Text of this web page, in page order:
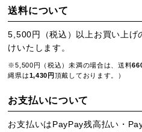
送料について
5,500円（税込）以上お買い上げ
けいたします。
※5,500円（税込）未満の場合は、送料
縄県は1,430円 頂戴しております。）
お支払いについて
お支払いはPayPay残高払い・